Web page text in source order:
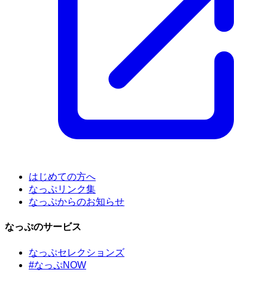
はじめての方へ
なっぷリンク集
なっぷからのお知らせ
なっぷのサービス
なっぷセレクションズ
#なっぷNOW